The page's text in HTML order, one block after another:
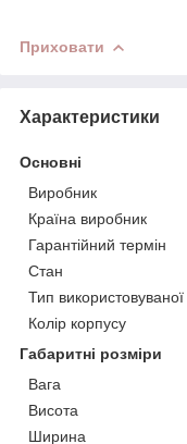
Приховати
Характеристики
Основні
Виробник
Країна виробник
Гарантійний термін
Стан
Тип використовуваної
Колір корпусу
Габаритні розміри
Вага
Висота
Ширина